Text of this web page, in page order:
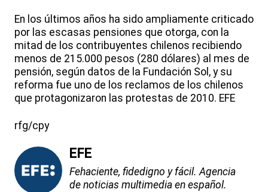
En los últimos años ha sido ampliamente criticado
por las escasas pensiones que otorga, con la
mitad de los contribuyentes chilenos recibiendo
menos de 215.000 pesos (280 dólares) al mes de
pensión, según datos de la Fundación Sol, y su
reforma fue uno de los reclamos de los chilenos
que protagonizaron las protestas de 2010. EFE
rfg/cpy
EFE
Fehaciente, fidedigno y fácil. Agencia
de noticias multimedia en español.